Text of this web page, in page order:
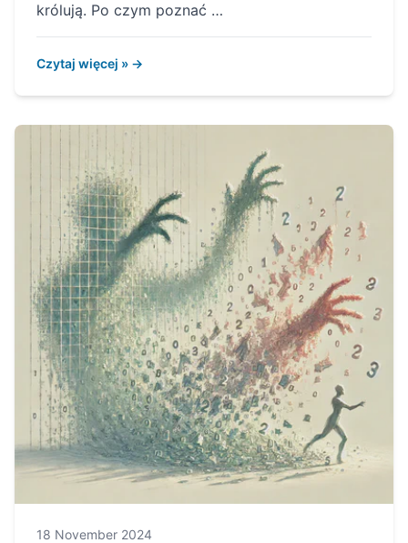
królują. Po czym poznać …
Czytaj więcej » →
18 November 2024